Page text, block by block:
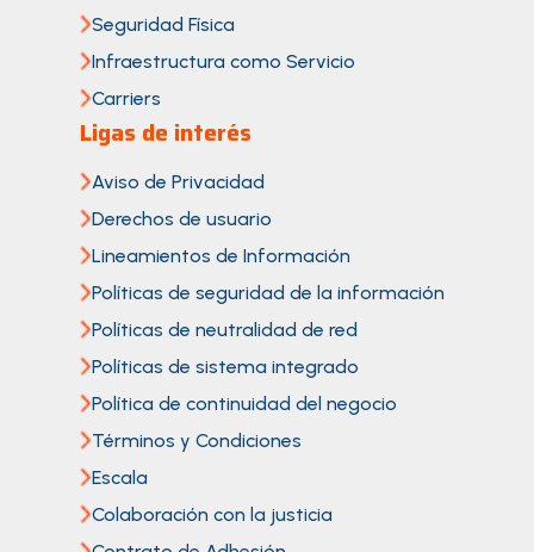
Seguridad Física
Infraestructura como Servicio
Carriers
Ligas de interés
Aviso de Privacidad
Derechos de usuario
Lineamientos de Información
Políticas de seguridad de la información
Políticas de neutralidad de red
Políticas de sistema integrado
Política de continuidad del negocio
Términos y Condiciones
Escala
Colaboración con la justicia